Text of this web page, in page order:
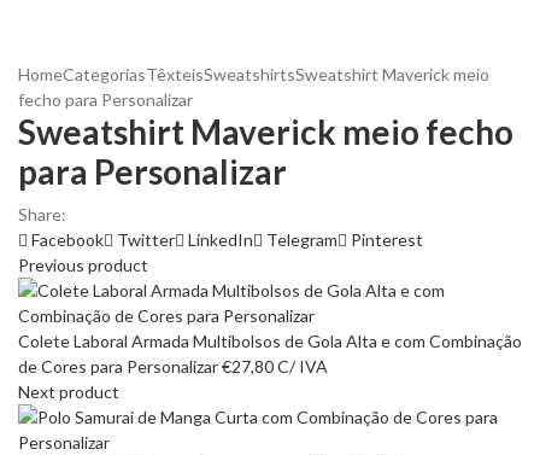
HomeCategoriasTêxteisSweatshirtsSweatshirt Maverick meio
fecho para Personalizar
Sweatshirt Maverick meio fecho
para Personalizar
Share:
Facebook
Twitter LinkedIn Telegram
Pinterest
Previous product
Colete Laboral Armada Multibolsos de Gola Alta e com Combinação
de Cores para Personalizar€27,80C/ IVA
Next product